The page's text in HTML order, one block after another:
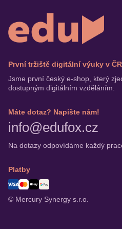
První tržiště digitální výuky v ČR
Jsme první český e-shop, který
dostupným digitálním vzděláním.
Máte dotaz? Napište nám!
info@edufox.cz
Na dotazy odpovídáme každý
Platby
© Mercury Synergy s.r.o.